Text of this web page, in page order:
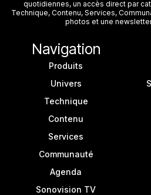
quotidiennes, un accès direct par
Technique, Contenu, Services,
photos et une
Navigation
Produits
Univers
Technique
Contenu
Services
Communauté
Agenda
Sonovision TV